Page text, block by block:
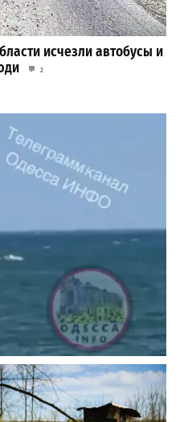
исчезли автобусы и
2
ребенка на матрасе и
операция